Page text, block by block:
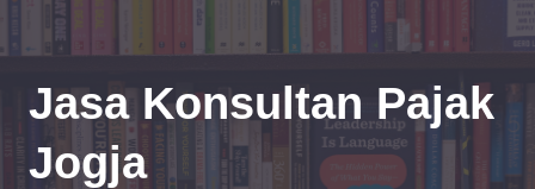
Jasa Konsultan Pajak
Jogja